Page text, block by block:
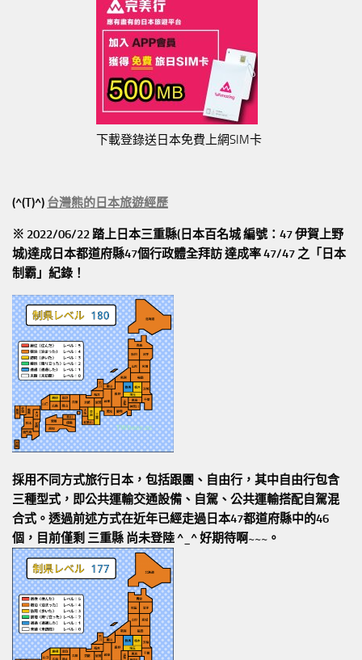
下載登錄送日本免費上網SIM卡
(^(T)^) 台灣熊的日本旅遊經歷
※ 2022/06/22 踏上日本三重縣(日本百名城 編號：47 伊賀上野
城)達成日本都道府縣47個行政體全拜訪達成率 47/47 之「日本
制霸」紀錄！
採用不同方式旅行日本，包括跟團、自由行，其中自由行包含
三種型式，即公共運輸交通設備、自駕、公共運輸搭配自駕混
合式。透過前述方式在近年已經走過日本47都道府縣中的46
個，目前僅剩 三重縣 尚未登陸 ^_^ 好期待啊~~~。